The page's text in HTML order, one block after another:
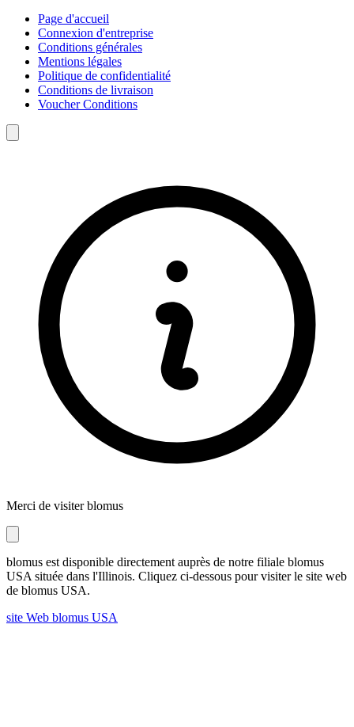
Page d'accueil
Connexion d'entreprise
Conditions générales
Mentions légales
Politique de confidentialité
Conditions de livraison
Voucher Conditions
Merci de visiter blomus
blomus est disponible directement auprès de notre filiale blomus
USA située dans l'Illinois. Cliquez ci-dessous pour visiter le site web
de blomus USA.
site Web blomus USA